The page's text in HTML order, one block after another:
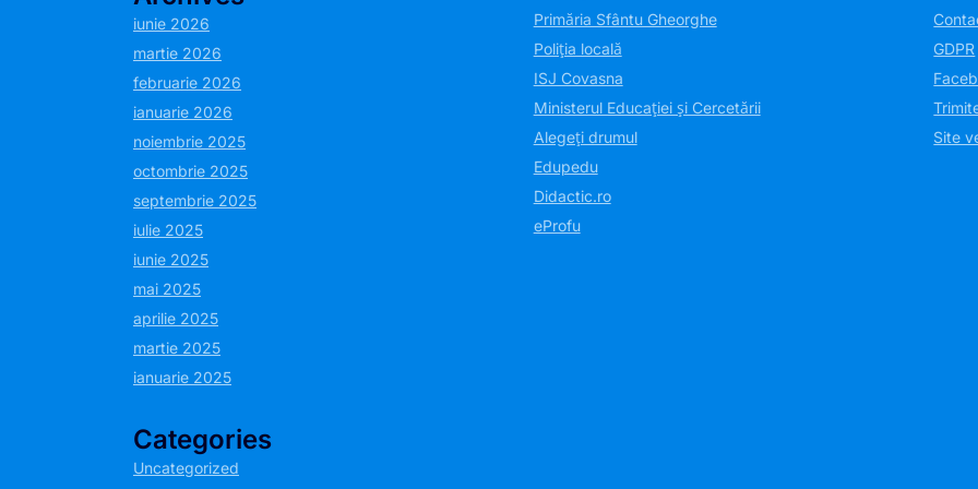
iunie 2026
martie 2026
februarie 2026
ianuarie 2026
noiembrie 2025
octombrie 2025
septembrie 2025
iulie 2025
iunie 2025
mai 2025
aprilie 2025
martie 2025
ianuarie 2025
Categories
Uncategorized
Primăria Sfântu Gheorghe
Poliția locală
ISJ Covasna
Ministerul Educației și Cercetării
Alegeți drumul
Edupedu
Didactic.ro
eProfu
GDPR
Site